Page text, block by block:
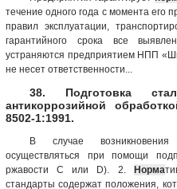
течение одного года с момента его
правил эксплуатации,
гарантийного срока все
устраняются предприятием НПП
не несет ответственности...
38. Подготовка
антикоррозийной
8502-1:1991.
В случае
осуществляться при помощи
ржавости C или D). 2. Норма
стандарты содержат положения,